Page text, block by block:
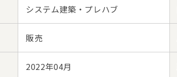
システム建築・プレハブ
販売
2022年04月